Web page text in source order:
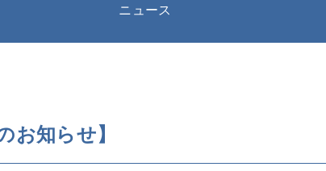
ニュース
お知らせ】